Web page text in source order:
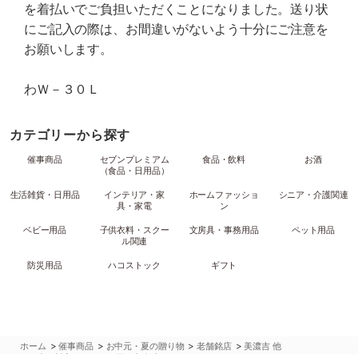
を着払いでご負担いただくことになりました。送り状
にご記入の際は、お間違いがないよう十分にご注意を
お願いします。
わＷ－３０Ｌ
カテゴリーから探す
催事商品
セブンプレミアム
（食品・日用品）
食品・飲料 お酒
生活雑貨・日用品
インテリア・家
具・家電
ホームファッショ
ン
シニア・介護関連
ベビー用品
子供衣料・スクー
ル関連
文房具・事務用品 ペット用品
防災用品 ハコストック ギフト
ホーム >催事商品 > お中元・夏の贈り物 >老舗銘店 >美濃吉 他